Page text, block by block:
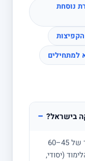
נוסחת
למתחילים
בישראל? −
בדרך כלל בין 100 ל-180 ₪ לשיעור של 45–60
(יסודי,